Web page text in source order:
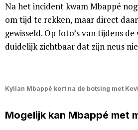
Na het incident kwam Mbappé
om tijd te rekken, maar direct
gewisseld. Op foto’s van tijdens
duidelijk zichtbaar dat zijn neus
Kylian Mbappé kort na de botsing met
Mogelijk kan Mbappé met